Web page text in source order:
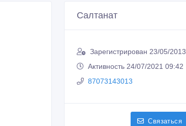
Салтанат
Зарегистрирован 23/05/2013
Активность 24/07/2021 09:42
87073143013
Связаться